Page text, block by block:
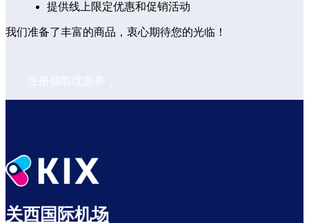
提供线上限定优惠和促销活动
我们准备了丰富的商品，衷心期待您的光临！
关西国际机场